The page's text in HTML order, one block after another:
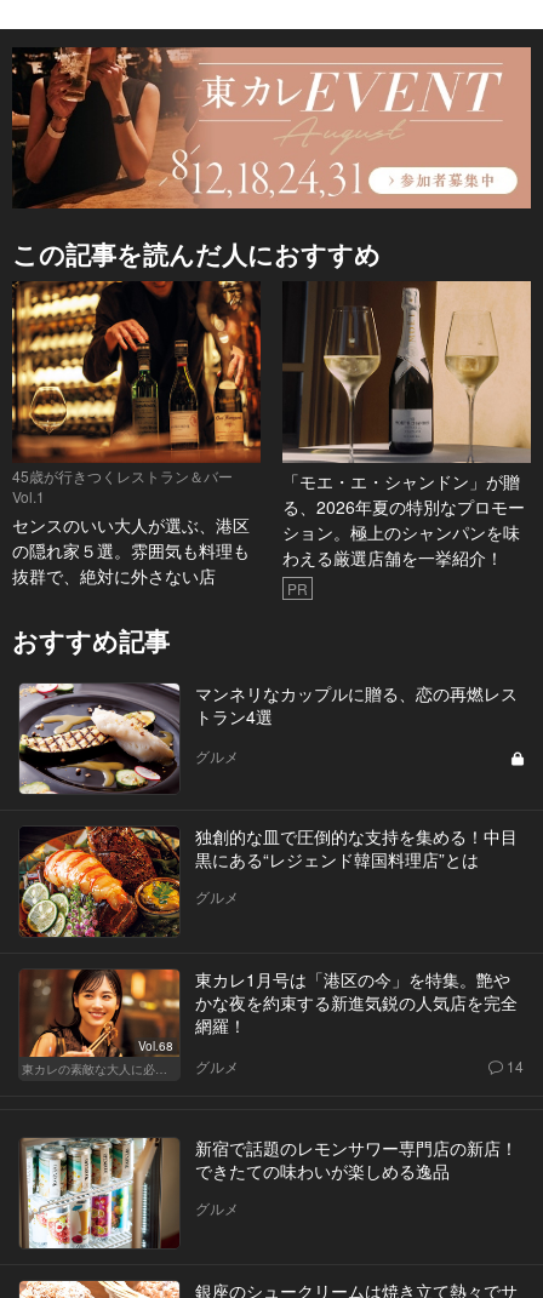
この記事を読んだ人におすすめ
45歳が行きつくレストラン＆バー
Vol.1
センスのいい大人が選ぶ、港区
の隠れ家５選。雰囲気も料理も
抜群で、絶対に外さない店
「モエ・エ・シャンドン」が贈
る、2026年夏の特別なプロモー
ション。極上のシャンパンを味
わえる厳選店舗を一挙紹介！
PR
おすすめ記事
マンネリなカップルに贈る、恋の再燃レス
トラン4選
グルメ
独創的な皿で圧倒的な支持を集める！中目
黒にある“レジェンド韓国料理店”とは
グルメ
Vol.68
東カレの素敵な大人に必要なこと
東カレ1月号は「港区の今」を特集。艶や
かな夜を約束する新進気鋭の人気店を完全
網羅！
グルメ 14
新宿で話題のレモンサワー専門店の新店！
できたての味わいが楽しめる逸品
グルメ
銀座のシュークリームは焼き立て熱々でサ